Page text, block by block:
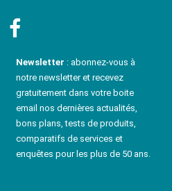
Newsletter : abonnez-vous à
notre newsletter et recevez
gratuitement dans votre boite
email nos dernières actualités,
bons plans, tests de produits,
comparatifs de services et
enquêtes pour les plus de 50 ans.